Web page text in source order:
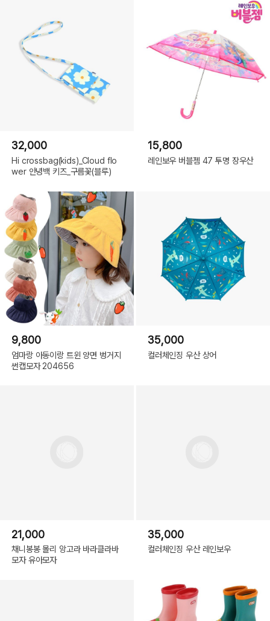
32,000
Hi crossbag(kids)_Cloud flo
wer 안녕백 키즈_구름꽃(블루)
15,800
레인보우 버블젬 47 투명 장우산
9,800
엄마랑 아동이랑 트윈 양면 벙거지
썬캡모자 204656
35,000
컬러체인징 우산 상어
21,000
채니봉봉 몰리 앙고라 바라클라바
모자 유아모자
35,000
컬러체인징 우산 레인보우